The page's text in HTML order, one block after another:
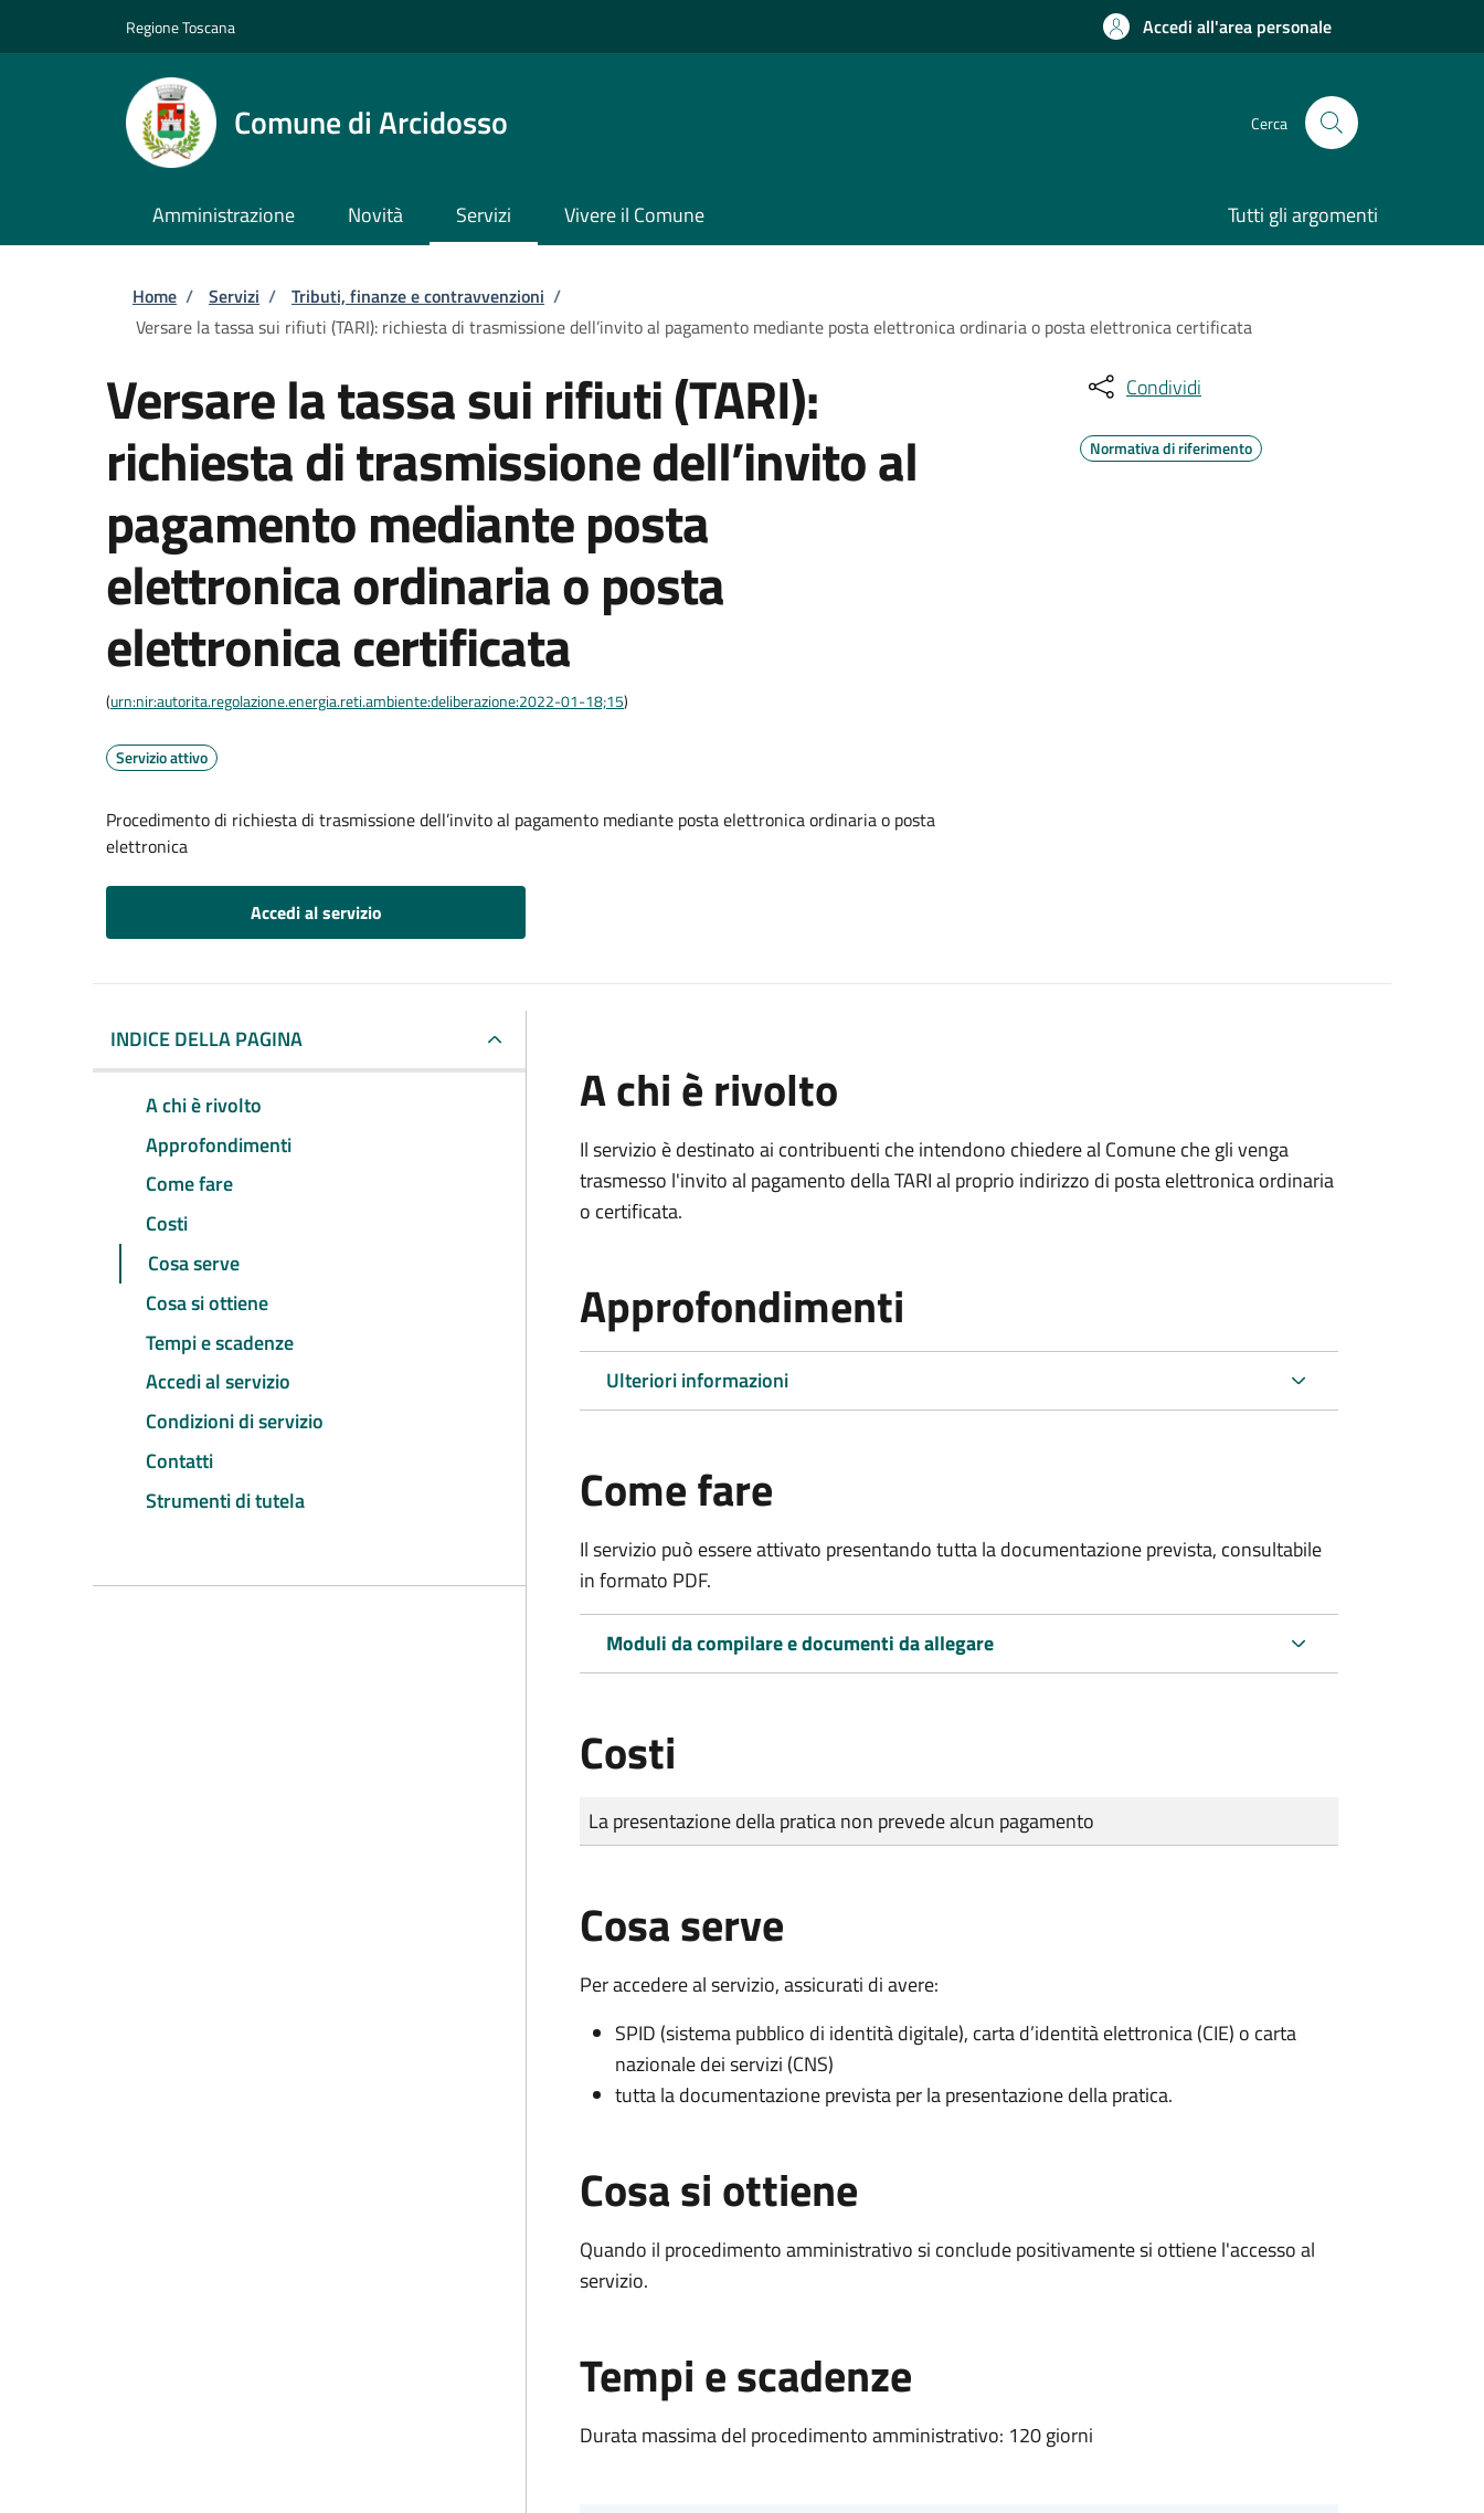
Regione Toscana Accedi all'area personale
Comune di Arcidosso Cerca
Amministrazione Novità Servizi Vivere il Comune Tutti gli argomenti
Briciole di pane
Home / Servizi / Tributi, finanze e contravvenzioni /
Versare la tassa sui rifiuti (TARI): richiesta di trasmissione dell’invito al pagamento mediante posta elettronica ordinaria o posta elettronica certificata
Versare la tassa sui rifiuti (TARI):
richiesta di trasmissione dell’invito al
pagamento mediante posta
elettronica ordinaria o posta
elettronica certificata
(urn:nir:autorita.regolazione.energia.reti.ambiente:deliberazione:2022-01-18;15)
Servizio attivo
Procedimento di richiesta di trasmissione dell’invito al pagamento mediante posta elettronica ordinaria o posta
elettronica
Accedi al servizio
Condividi
Normativa di riferimento
INDICE DELLA PAGINA
A chi è rivolto
Approfondimenti
Come fare
Costi
Cosa serve
Cosa si ottiene
Tempi e scadenze
Accedi al servizio
Condizioni di servizio
Contatti
Strumenti di tutela
A chi è rivolto
Il servizio è destinato ai contribuenti che intendono chiedere al Comune che gli venga
trasmesso l'invito al pagamento della TARI al proprio indirizzo di posta elettronica ordinaria
o certificata.
Approfondimenti
Ulteriori informazioni
Come fare
Il servizio può essere attivato presentando tutta la documentazione prevista, consultabile
in formato PDF.
Moduli da compilare e documenti da allegare
Costi
Tipo di pagamento
Importo
La presentazione della pratica non prevede alcun pagamento
Cosa serve
Per accedere al servizio, assicurati di avere:
SPID (sistema pubblico di identità digitale), carta d’identità elettronica (CIE) o carta
nazionale dei servizi (CNS)
tutta la documentazione prevista per la presentazione della pratica.
Cosa si ottiene
Quando il procedimento amministrativo si conclude positivamente si ottiene l'accesso al
servizio.
Tempi e scadenze
Durata massima del procedimento amministrativo: 120 giorni